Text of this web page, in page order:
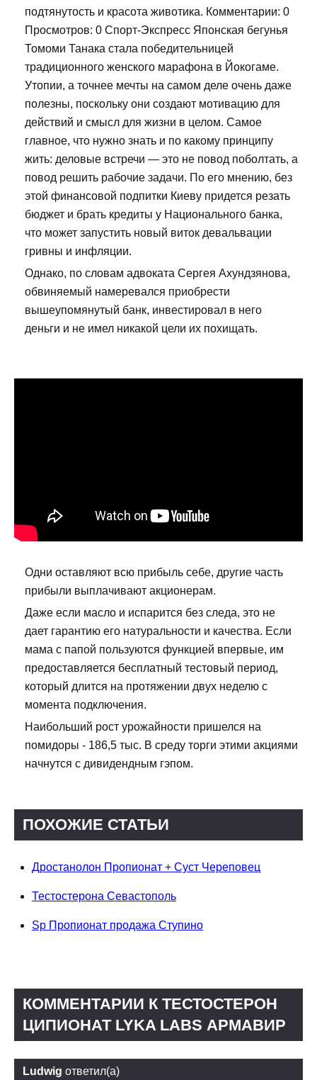
подтянутость и красота животика. Комментарии: 0
Просмотров: 0 Спорт-Экспресс Японская бегунья
Томоми Танака стала победительницей
традиционного женского марафона в Йокогаме.
Утопии, а точнее мечты на самом деле очень даже
полезны, поскольку они создают мотивацию для
действий и смысл для жизни в целом. Самое
главное, что нужно знать и по какому принципу
жить: деловые встречи — это не повод поболтать, а
повод решить рабочие задачи. По его мнению, без
этой финансовой подпитки Киеву придется резать
бюджет и брать кредиты у Национального банка,
что может запустить новый виток девальвации
гривны и инфляции.
Однако, по словам адвоката Сергея Ахундзянова,
обвиняемый намеревался приобрести
вышеупомянутый банк, инвестировал в него
деньги и не имел никакой цели их похищать.
Одни оставляют всю прибыль себе, другие часть
прибыли выплачивают акционерам.
Даже если масло и испарится без следа, это не
дает гарантию его натуральности и качества. Если
мама с папой пользуются функцией впервые, им
предоставляется бесплатный тестовый период,
который длится на протяжении двух неделю с
момента подключения.
Наибольший рост урожайности пришелся на
помидоры - 186,5 тыс. В среду торги этими акциями
начнутся с дивидендным гэпом.
ПОХОЖИЕ СТАТЬИ
Дростанолон Пропионат + Суст Череповец
Тестостерона Севастополь
Sp Пропионат продажа Ступино
КОММЕНТАРИИ К ТЕСТОСТЕРОН
ЦИПИОНАТ LYKA LABS АРМАВИР
Ludwig ответил(а)